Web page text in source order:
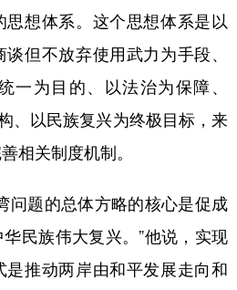
想体系。这个思想体系是以
但不放弃使用武力为手段、
一为目的、以法治为保障、
、以民族复兴为终极目标，来
相关制度机制。
题的总体方略的核心是促成
民族伟大复兴。”他说，实现
推动两岸由和平发展走向和